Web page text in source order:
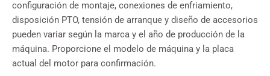
configuración de montaje, conexiones de enfriamiento,
disposición PTO, tensión de arranque y diseño de accesorios
pueden variar según la marca y el año de producción de la
máquina. Proporcione el modelo de máquina y la placa
actual del motor para confirmación.